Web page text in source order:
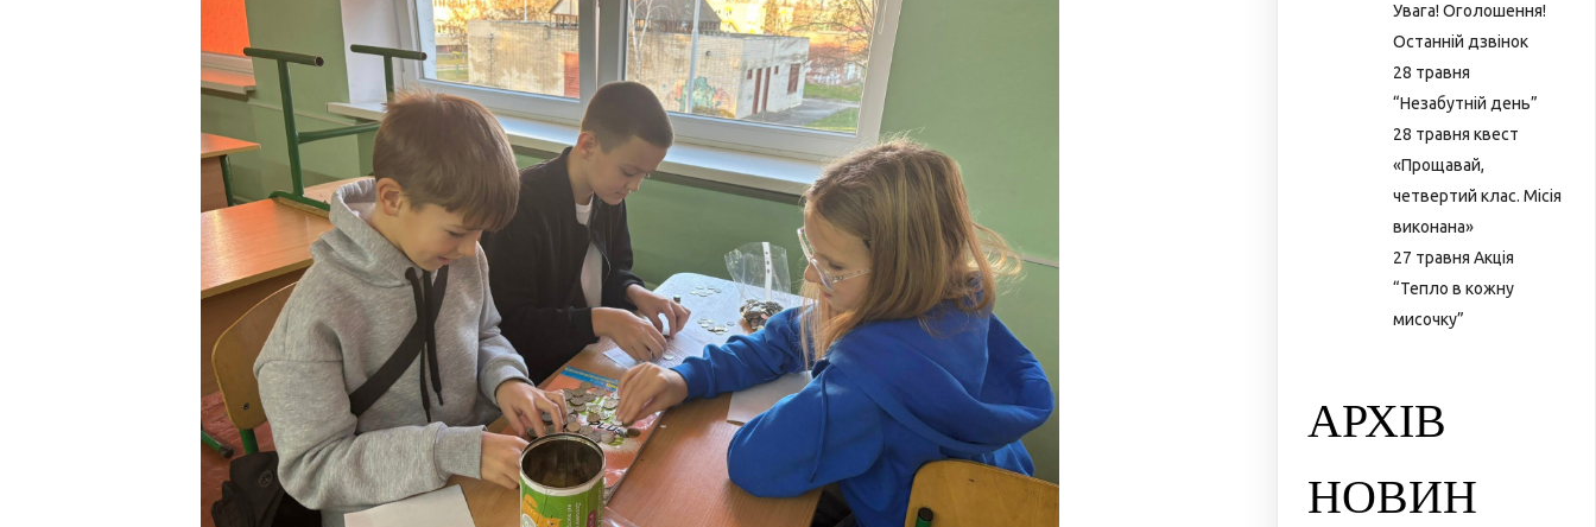
Увага! Оголошення!
Останній дзвінок
28 травня
“Незабутній день”
28 травня квест
«Прощавай,
четвертий клас. Місія
виконана»
27 травня Акція
“Тепло в кожну
мисочку”
АРХІВ
НОВИН